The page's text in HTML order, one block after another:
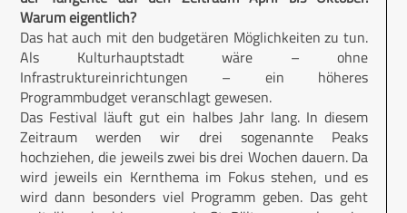
Warum eigentlich?
Das hat auch mit den budgetären Möglichkeiten zu tun.
Als Kulturhauptstadt wäre – ohne
Infrastruktureinrichtungen – ein höheres
Programmbudget veranschlagt gewesen.
Das Festival läuft gut ein halbes Jahr lang. In diesem
Zeitraum werden wir drei sogenannte Peaks
hochziehen, die jeweils zwei bis drei Wochen dauern. Da
wird jeweils ein Kernthema im Fokus stehen, und es
wird dann besonders viel Programm geben. Das geht